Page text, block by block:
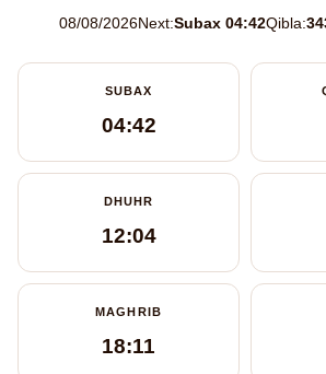
08/08/2026Next:Subax 04:42Qibla:
SUBAX
04:42
DHUHR
12:04
MAGHRIB
18:11